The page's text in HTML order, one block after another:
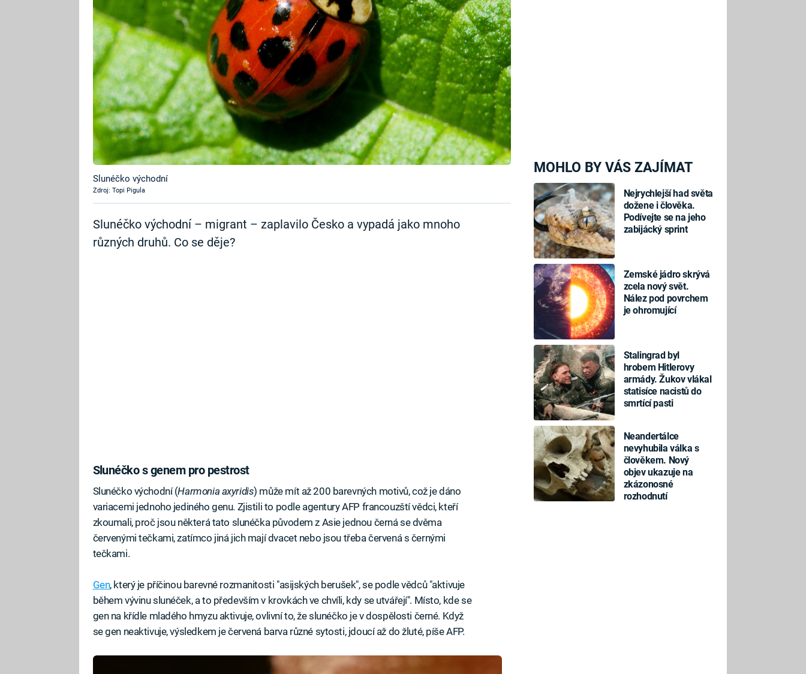
MOHLO BY VÁS ZAJÍMAT
Nejrychlejší had světa
dožene i člověka.
Podívejte se na jeho
zabijácký sprint
Zemské jádro skrývá
zcela nový svět.
Nález pod povrchem
je ohromující
Stalingrad byl
hrobem Hitlerovy
armády. Žukov vlákal
statisíce nacistů do
smrtící pasti
Neandertálce
nevyhubila válka s
člověkem. Nový
objev ukazuje na
zkázonosné
rozhodnutí
Slunéčko východní
Zdroj: Topi Pigula
Slunéčko východní – migrant – zaplavilo Česko a vypadá jako mnoho
různých druhů. Co se děje?
Slunéčko s genem pro pestrost
Slunéčko východní (Harmonia axyridis) může mít až 200 barevných motivů, což je dáno
variacemi jednoho jediného genu. Zjistili to podle agentury AFP francouzští vědci, kteří
zkoumali, proč jsou některá tato slunéčka původem z Asie jednou černá se dvěma
červenými tečkami, zatímco jiná jich mají dvacet nebo jsou třeba červená s černými
tečkami.
Gen, který je příčinou barevné rozmanitosti "asijských berušek", se podle vědců "aktivuje
během vývinu slunéček, a to především v krovkách ve chvíli, kdy se utvářejí". Místo, kde se
gen na křídle mladého hmyzu aktivuje, ovlivní to, že slunéčko je v dospělosti černé. Když
se gen neaktivuje, výsledkem je červená barva různé sytosti, jdoucí až do žluté, píše AFP.